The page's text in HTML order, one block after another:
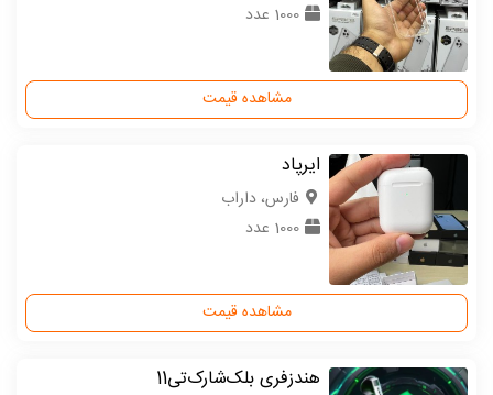
1000 عدد
مشاهده قیمت
ایرپاد
فارس، داراب
1000 عدد
مشاهده قیمت
هندزفری بلک‌شارک‌تی‌11